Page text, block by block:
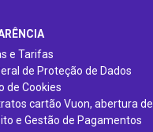
e Tarifas
de Proteção de Dados
de Cookies
cartão Vuon, abertura de
e Gestão de Pagamentos